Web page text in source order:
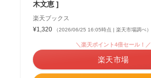
木文恵 ]
楽天ブックス
¥1,320
（2026/06/25 16:05時点 | 楽天市場調べ）
＼楽天ポイント4倍セール！／
楽天市場